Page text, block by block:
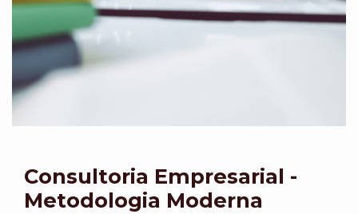
Consultoria Empresarial -
Metodologia Moderna